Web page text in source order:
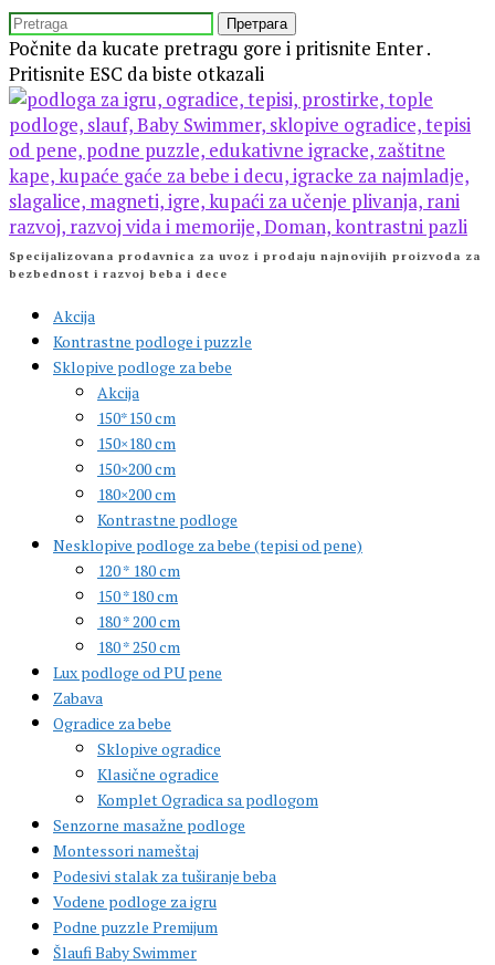
Preskočite
isecanje
TRAŽITE
Počnite da kucate pretragu gore i pritisnite Enter .
Pritisnite ESC da biste otkazali
Specijalizovana prodavnica za uvoz i prodaju najnovijih proizvoda za
bezbednost i razvoj beba i dece
Akcija
Kontrastne podloge i puzzle
Sklopive podloge za bebe
Akcija
150*150 cm
150×180 cm
150×200 cm
180×200 cm
Kontrastne podloge
Nesklopive podloge za bebe (tepisi od pene)
120 * 180 cm
150 *180 cm
180 * 200 cm
180 * 250 cm
Lux podloge od PU pene
Zabava
Ogradice za bebe
Sklopive ogradice
Klasične ogradice
Komplet Ogradica sa podlogom
Senzorne masažne podloge
Montessori nameštaj
Podesivi stalak za tuširanje beba
Vodene podloge za igru
Podne puzzle Premijum
Šlaufi Baby Swimmer